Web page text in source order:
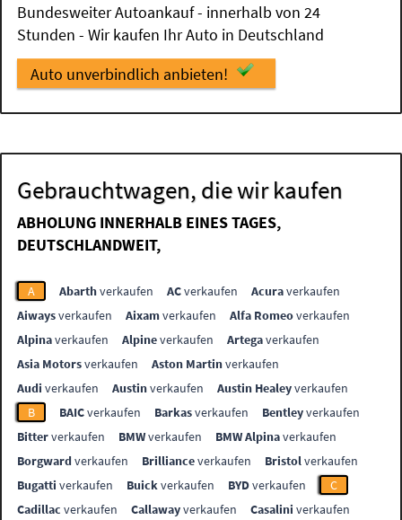
Bundesweiter Autoankauf - innerhalb von 24
Stunden - Wir kaufen Ihr Auto in Deutschland
Auto unverbindlich anbieten!
Gebrauchtwagen, die wir kaufen
ABHOLUNG INNERHALB EINES TAGES,
DEUTSCHLANDWEIT,
A Abarthverkaufen ACverkaufen Acuraverkaufen
Aiwaysverkaufen Aixamverkaufen Alfa Romeoverkaufen
Alpinaverkaufen Alpineverkaufen Artegaverkaufen
Asia Motorsverkaufen Aston Martinverkaufen
Audi verkaufen Austinverkaufen Austin Healeyverkaufen
B
BAICverkaufen Barkasverkaufen Bentleyverkaufen
Bitterverkaufen BMWverkaufen BMW Alpinaverkaufen
Borgwardverkaufen Brillianceverkaufen Bristolverkaufen
Bugatti verkaufen Buickverkaufen BYDverkaufen
C
Cadillac verkaufen Callawayverkaufen Casalini verkaufen